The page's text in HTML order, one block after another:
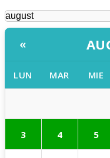
«
LUN MAR MIE
3 4 5